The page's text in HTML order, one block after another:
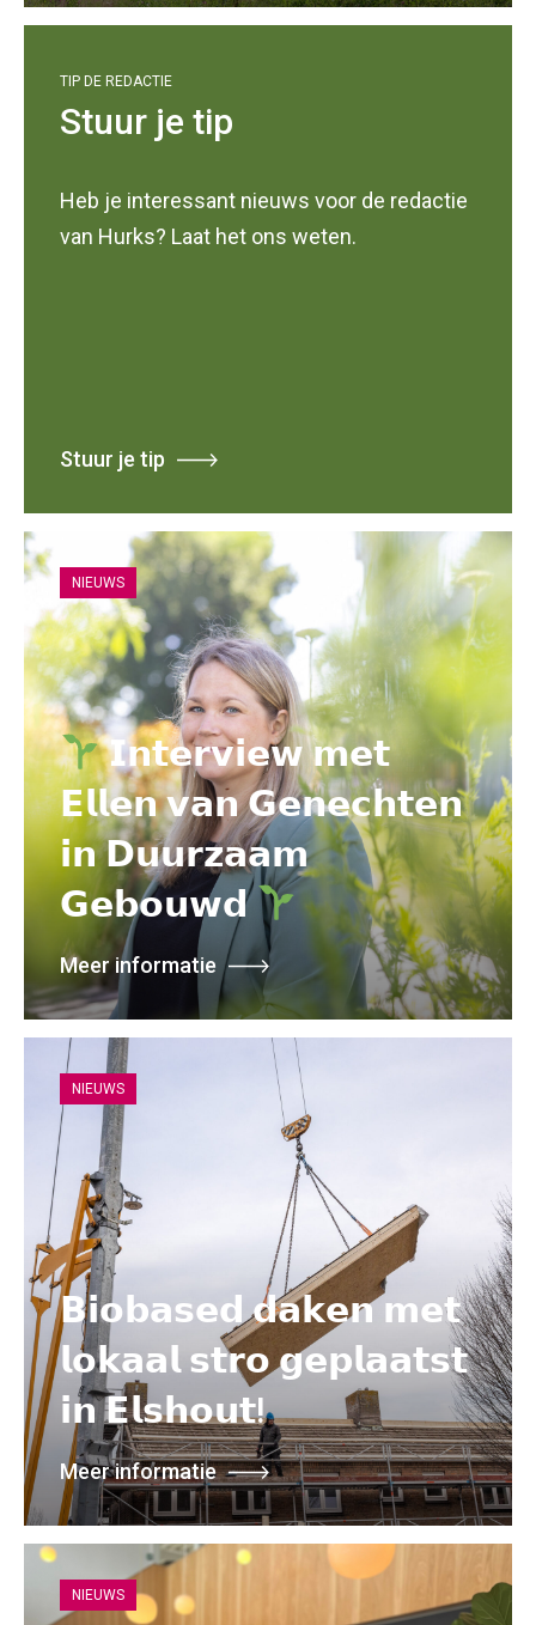
TIP DE REDACTIE
Stuur je tip
Heb je interessant nieuws voor de redactie
van Hurks? Laat het ons weten.
Stuur je tip
NIEUWS
𝗜𝗻𝘁𝗲𝗿𝘃𝗶𝗲𝘄 𝗺𝗲𝘁
𝗘𝗹𝗹𝗲𝗻 𝘃𝗮𝗻 𝗚𝗲𝗻𝗲𝗰𝗵𝘁𝗲𝗻
𝗶𝗻 𝗗𝘂𝘂𝗿𝘇𝗮𝗮𝗺
𝗚𝗲𝗯𝗼𝘂𝘄𝗱
Meer informatie
NIEUWS
𝗕𝗶𝗼𝗯𝗮𝘀𝗲𝗱 𝗱𝗮𝗸𝗲𝗻 𝗺𝗲𝘁
𝗹𝗼𝗸𝗮𝗮𝗹 𝘀𝘁𝗿𝗼 𝗴𝗲𝗽𝗹𝗮𝗮𝘁𝘀𝘁
𝗶𝗻 𝗘𝗹𝘀𝗵𝗼𝘂𝘁!
Meer informatie
NIEUWS